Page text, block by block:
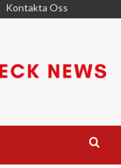
Kontakta Oss